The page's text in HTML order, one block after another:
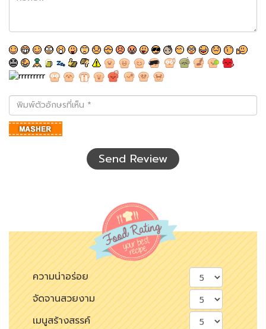
พิมพ์
ตัว
อักษร
ที่
Send Review
ความน่าอร่อย
จัดจานสวยงาม
เมนูสร้างสรรค์